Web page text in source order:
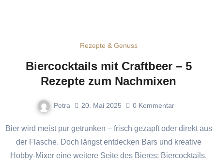
Rezepte & Genuss
Biercocktails mit Craftbeer – 5
Rezepte zum Nachmixen
Petra 20. Mai 2025 0 Kommentar
Bier wird meist pur getrunken – frisch gezapft oder direkt aus
der Flasche. Doch längst entdecken Bars und kreative
Hobby-Mixer eine weitere Seite des Bieres: Biercocktails.